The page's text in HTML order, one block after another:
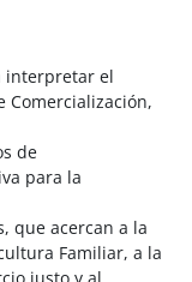
interpretar el
Comercialización,
de
para la
que acercan a la
Familiar, a la
justo y al